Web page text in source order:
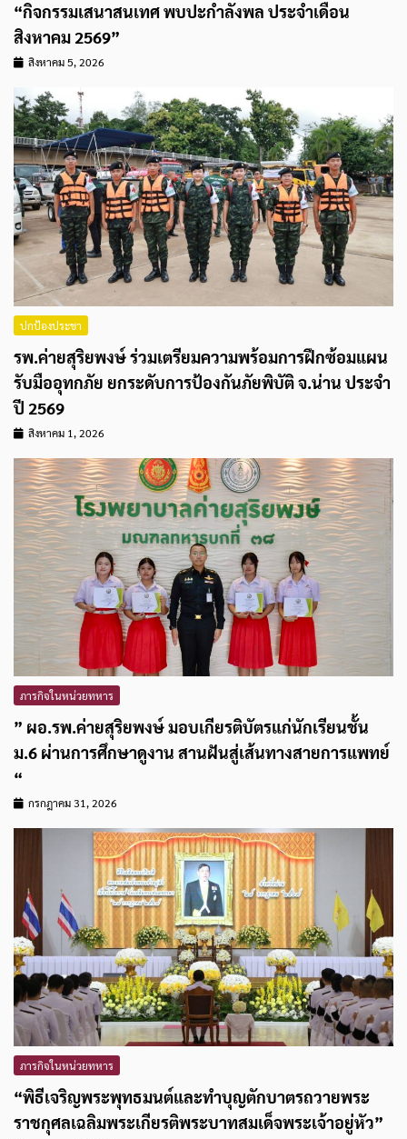
“กิจกรรมเสนาสนเทศ พบปะกำลังพล ประจำเดือน
สิงหาคม 2569”
สิงหาคม 5, 2026
ปกป้องประชา
รพ.ค่ายสุริยพงษ์ ร่วมเตรียมความพร้อมการฝึกซ้อมแผน
รับมืออุทกภัย ยกระดับการป้องกันภัยพิบัติ จ.น่าน ประจำ
ปี 2569
สิงหาคม 1, 2026
ภารกิจในหน่วยทหาร
” ผอ.รพ.ค่ายสุริยพงษ์ มอบเกียรติบัตรแก่นักเรียนชั้น
ม.6 ผ่านการศึกษาดูงาน สานฝันสู่เส้นทางสายการแพทย์
“
กรกฎาคม 31, 2026
ภารกิจในหน่วยทหาร
“พิธีเจริญพระพุทธมนต์และทำบุญตักบาตรถวายพระ
ราชกุศลเฉลิมพระเกียรติพระบาทสมเด็จพระเจ้าอยู่หัว”